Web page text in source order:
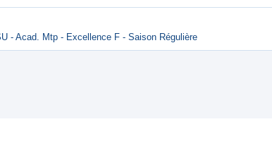
- Acad. Mtp - Excellence F - Saison Régulière